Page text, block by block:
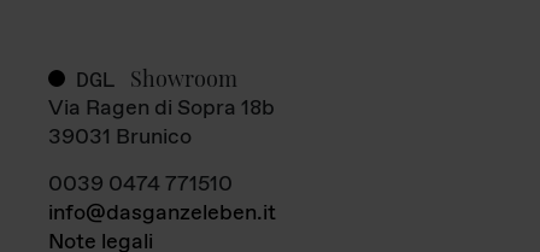
DGL Showroom
Via Ragen di Sopra 18b
39031 Brunico
0039 0474 771510
info@dasganzeleben.it
Note legali